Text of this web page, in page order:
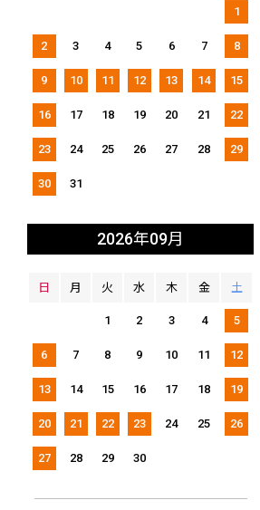
1
2 3 4 5 6 7 8
9 10 11 12 13 14 15
16 17 18 19 20 21 22
23 24 25 26 27 28 29
30 31
2026年09月
日 月 火 水 木 金 土
1 2 3 4 5
6 7 8 9 10 11 12
13 14 15 16 17 18 19
20 21 22 23 24 25 26
27 28 29 30